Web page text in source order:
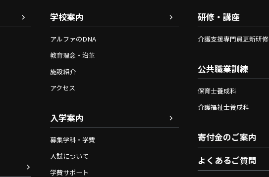
学校案内
アルファのDNA
教育理念・沿革
施設紹介
アクセス
入学案内
募集学科・学費
入試について
学費サポート
研修・講座
介護支援専門員更新研修
公共職業訓練
保育士養成科
介護福祉士養成科
寄付金のご案内
よくあるご質問